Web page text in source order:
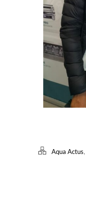
Aqua Actus